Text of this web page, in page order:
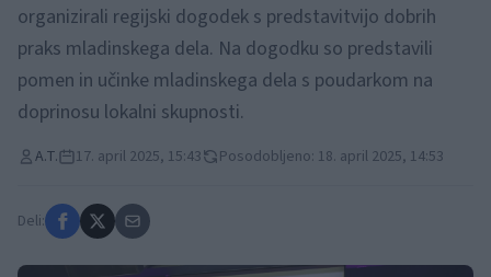
organizirali regijski dogodek s predstavitvijo dobrih
praks mladinskega dela. Na dogodku so predstavili
pomen in učinke mladinskega dela s poudarkom na
doprinosu lokalni skupnosti.
A.T. 17. april 2025, 15:43 Posodobljeno: 18. april 2025, 14:53
Deli: